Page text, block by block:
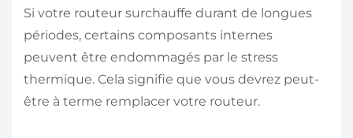
Si votre routeur surchauffe durant de longues
périodes, certains composants internes
peuvent être endommagés par le stress
thermique. Cela signifie que vous devrez peut-
être à terme remplacer votre routeur.